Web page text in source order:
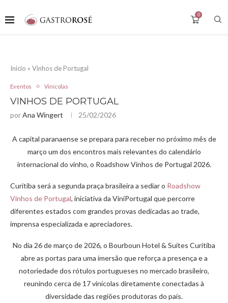
0
Início » Vinhos de Portugal
Eventos Vinícolas
VINHOS DE PORTUGAL
porAna Wingert 25/02/2026
A capital paranaense se prepara para receber no próximo mês de
março um dos encontros mais relevantes do calendário
internacional do vinho, o Roadshow Vinhos de Portugal 2026.
Curitiba será a segunda praça brasileira a sediar o Roadshow
Vinhos de Portugal, iniciativa da ViniPortugal que percorre
diferentes estados com grandes provas dedicadas ao trade,
imprensa especializada e apreciadores.
No dia 26 de março de 2026, o Bourboun Hotel & Suítes Curitiba
abre as portas para uma imersão que reforça a presença e a
notoriedade dos rótulos portugueses no mercado brasileiro,
reunindo cerca de 17 vinícolas diretamente conectadas à
diversidade das regiões produtoras do país.